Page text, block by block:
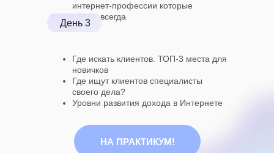
Где искать клиентов. ТОП-3 места для
новичков
Где ищут клиентов специалисты
своего дела?
Уровни развития дохода в Интернете
интернет-профессии которые
нужны всегда
День 3
НА ПРАКТИКУМ!